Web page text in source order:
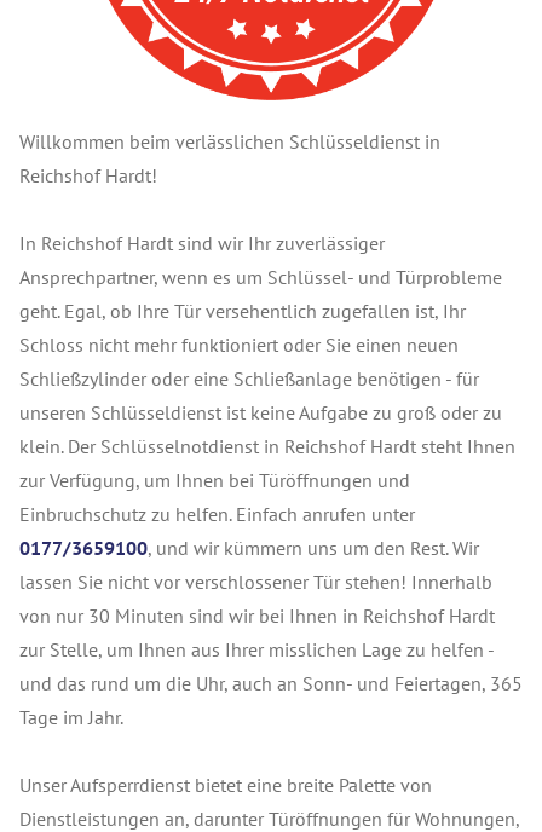
Willkommen beim verlässlichen Schlüsseldienst in
Reichshof Hardt!
In Reichshof Hardt sind wir Ihr zuverlässiger
Ansprechpartner, wenn es um Schlüssel- und Türprobleme
geht. Egal, ob Ihre Tür versehentlich zugefallen ist, Ihr
Schloss nicht mehr funktioniert oder Sie einen neuen
Schließzylinder oder eine Schließanlage benötigen - für
unseren Schlüsseldienst ist keine Aufgabe zu groß oder zu
klein. Der Schlüsselnotdienst in Reichshof Hardt steht Ihnen
zur Verfügung, um Ihnen bei Türöffnungen und
Einbruchschutz zu helfen. Einfach anrufen unter
0177/3659100, und wir kümmern uns um den Rest. Wir
lassen Sie nicht vor verschlossener Tür stehen! Innerhalb
von nur 30 Minuten sind wir bei Ihnen in Reichshof Hardt
zur Stelle, um Ihnen aus Ihrer misslichen Lage zu helfen -
und das rund um die Uhr, auch an Sonn- und Feiertagen, 365
Tage im Jahr.
Unser Aufsperrdienst bietet eine breite Palette von
Dienstleistungen an, darunter Türöffnungen für Wohnungen,